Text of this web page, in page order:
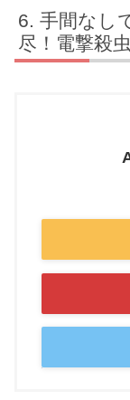
手間なし
尽！電撃殺